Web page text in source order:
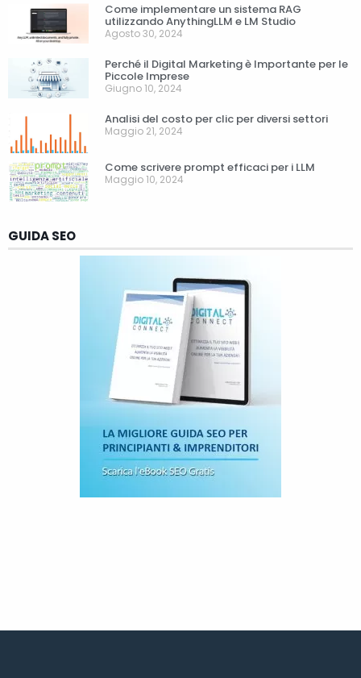
Come implementare un sistema RAG
utilizzando AnythingLLM e LM Studio
Agosto 30, 2024
Perché il Digital Marketing è Importante per le
Piccole Imprese
Giugno 10, 2024
Analisi del costo per clic per diversi settori
Maggio 21, 2024
Come scrivere prompt efficaci per i LLM
Maggio 10, 2024
GUIDA SEO